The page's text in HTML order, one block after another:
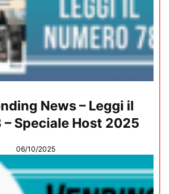
News – Leggi il
– Speciale Host 2025
06/10/2025